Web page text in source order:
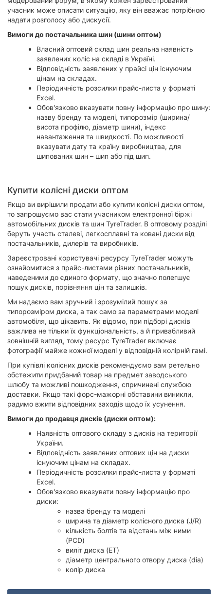
учасник може описати ситуацію, яку він вважає потрібною
надати розголосу або дискусії.
Вимоги до постачальника шин (шини оптом)
Власний оптовий склад шин реальна наявність
заявлених коліс на складі в Україні.
Відповідність заявлених у прайсі цін існуючим
цінам на складах.
Періодичність розсилки прайс-листа у форматі
Excel.
Обов'язково вказувати повну інформацію про шину:
назву бренду та моделі, типорозмір (ширина/
висота профілю, діаметр шини), індекс
навантаження та швидкості. По можливості
вказувати дату та країну виробництва, для
шипованих шин – шип або під шип.
Купити колісні диски оптом
Якщо ви вирішили продати або купити колісні диски оптом,
то запрошуємо вас стати учасником електронної біржі
автомобільних дисків та шин TyreTrader. В оптовому розділі
беруть участь сталеві, легкосплавні та ковані диски від
постачальників, дилерів та виробників.
Зареєстровані користувачі ресурсу TyreTrader можуть
ознайомитися з прайс-листами різних постачальників,
наведеними до єдиного формату, що значно полегшує
пошук дисків, порівняння цін та залишків.
Ми надаємо вам зручний і зрозумілий пошук за
типорозміром диска, а так само за параметрами моделі
автомобіля, що цікавить. Як відомо, при підборі дисків
важлива не тільки їх функціональність, а й привабливий
зовнішній вигляд, тому ресурс TyreTrader включає
фотографії майже кожної моделі у відповідній колірній гамі.
При купівлі колісних дисків рекомендуємо вам ретельно
обстежити придбаний товар на предмет заводського
шлюбу та можливі пошкодження, спричинені службою
доставки. Якщо такі форс-мажорні обставини виникли,
радимо вжити відповідних заходів щодо їх усунення.
Вимоги до продавця дисків (диски оптом):
Наявність оптового складу з дисків на території
України.
Відповідність заявлених оптових цін на диски
існуючим цінам на складах.
Періодичність розсилки прайс-листа у форматі
Exсel.
Обов'язково вказувати повну інформацію про
диски:
назва бренду та моделі
ширина та діаметр колісного диска (J/R)
кількість болтів та відстань між ними
(PCD)
виліт диска (ET)
діаметр центрального отвору диска (dia)
колір диска